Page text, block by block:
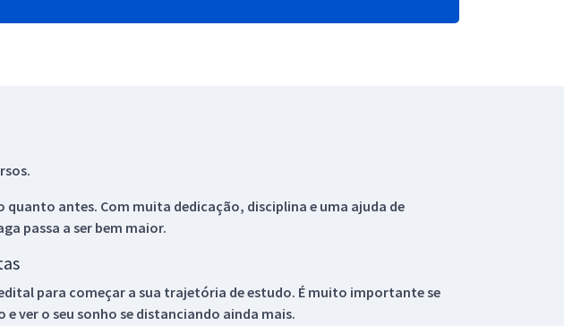
quanto antes. Com muita dedicação, disciplina e uma ajuda de
passa a ser bem maior.
para começar a sua trajetória de estudo. É muito importante se
ver o seu sonho se distanciando ainda mais.